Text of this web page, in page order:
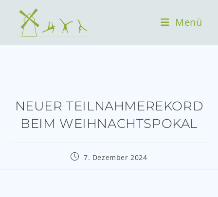
Menü
NEUER TEILNAHMEREKORD
BEIM WEIHNACHTSPOKAL
7. Dezember 2024